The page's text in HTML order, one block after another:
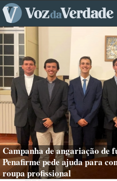
Campanha de angariação de
Penafirme pede ajuda para
roupa profissional